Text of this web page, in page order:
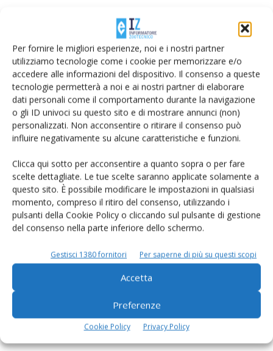
Per fornire le migliori esperienze, noi e i nostri partner
utilizziamo tecnologie come i cookie per memorizzare e/o
accedere alle informazioni del dispositivo. Il consenso a queste
tecnologie permetterà a noi e ai nostri partner di elaborare
dati personali come il comportamento durante la navigazione
o gli ID univoci su questo sito e di mostrare annunci (non)
personalizzati. Non acconsentire o ritirare il consenso può
influire negativamente su alcune caratteristiche e funzioni.
Clicca qui sotto per acconsentire a quanto sopra o per fare
scelte dettagliate. Le tue scelte saranno applicate solamente a
questo sito. È possibile modificare le impostazioni in qualsiasi
momento, compreso il ritiro del consenso, utilizzando i
pulsanti della Cookie Policy o cliccando sul pulsante di gestione
del consenso nella parte inferiore dello schermo.
Gestisci 1380 fornitori Per saperne di più su questi scopi
Accetta
Preferenze
Cookie Policy Privacy Policy
AaFvg, in primo piano formazione e
aggiornamento tecnico
LASCIA UN COMMENTO